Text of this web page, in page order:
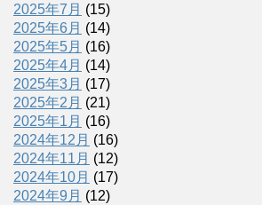
2025年7月 (15)
2025年6月 (14)
2025年5月 (16)
2025年4月 (14)
2025年3月 (17)
2025年2月 (21)
2025年1月 (16)
2024年12月 (16)
2024年11月 (12)
2024年10月 (17)
2024年9月 (12)